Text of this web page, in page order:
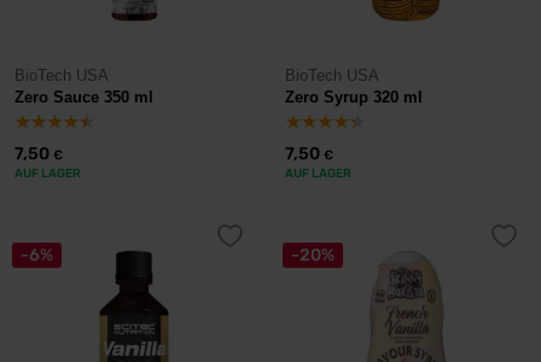
BioTech USA
Zero Sauce 350 ml
7,50 €
AUF LAGER
BioTech USA
Zero Syrup 320 ml
7,50 €
AUF LAGER
-6% -20%